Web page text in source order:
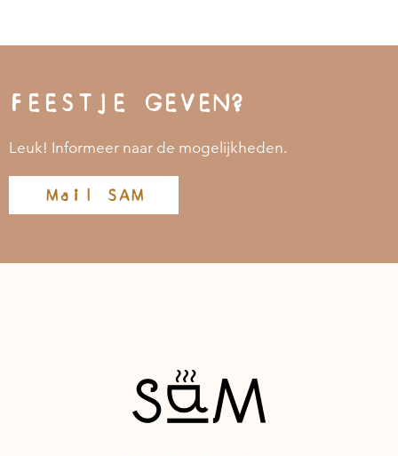
FEESTJE GEVEN?
Leuk! Informeer naar de mogelijkheden.
Mail SAM